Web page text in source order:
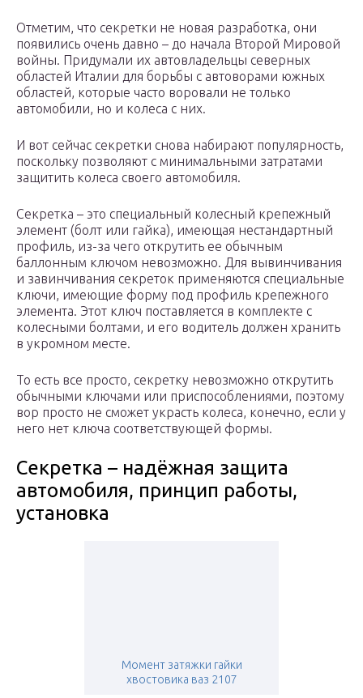
Отметим, что секретки не новая разработка, они
появились очень давно – до начала Второй Мировой
войны. Придумали их автовладельцы северных
областей Италии для борьбы с автоворами южных
областей, которые часто воровали не только
автомобили, но и колеса с них.
И вот сейчас секретки снова набирают популярность,
поскольку позволяют с минимальными затратами
защитить колеса своего автомобиля.
Секретка – это специальный колесный крепежный
элемент (болт или гайка), имеющая нестандартный
профиль, из-за чего открутить ее обычным
баллонным ключом невозможно. Для вывинчивания
и завинчивания секреток применяются специальные
ключи, имеющие форму под профиль крепежного
элемента. Этот ключ поставляется в комплекте с
колесными болтами, и его водитель должен хранить
в укромном месте.
То есть все просто, секретку невозможно открутить
обычными ключами или приспособлениями, поэтому
вор просто не сможет украсть колеса, конечно, если у
него нет ключа соответствующей формы.
Секретка – надёжная защита
автомобиля, принцип работы,
установка
Момент затяжки гайки
хвостовика ваз 2107